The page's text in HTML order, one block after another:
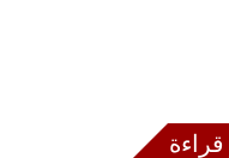
قراءة